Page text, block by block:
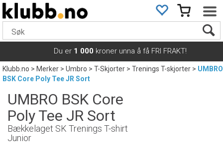
Du er 1 000 kroner unna å få FRI FRAKT!
Klubb.no>Merker>Umbro>T-Skjorter>Trenings T-skjorter>UMBRO
BSK Core Poly Tee JR Sort
UMBRO BSK Core
Poly Tee JR Sort
Bækkelaget SK Trenings T-shirt
Junior